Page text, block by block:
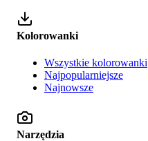
Kolorowanki
Wszystkie kolorowanki
Najpopularniejsze
Najnowsze
Narzędzia